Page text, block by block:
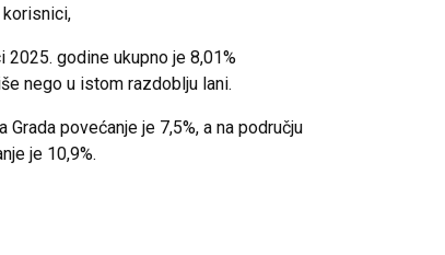
godine ukupno je 8,01%
nego u istom razdoblju lani.
Grada povećanje je 7,5%, a na području
je 10,9%.